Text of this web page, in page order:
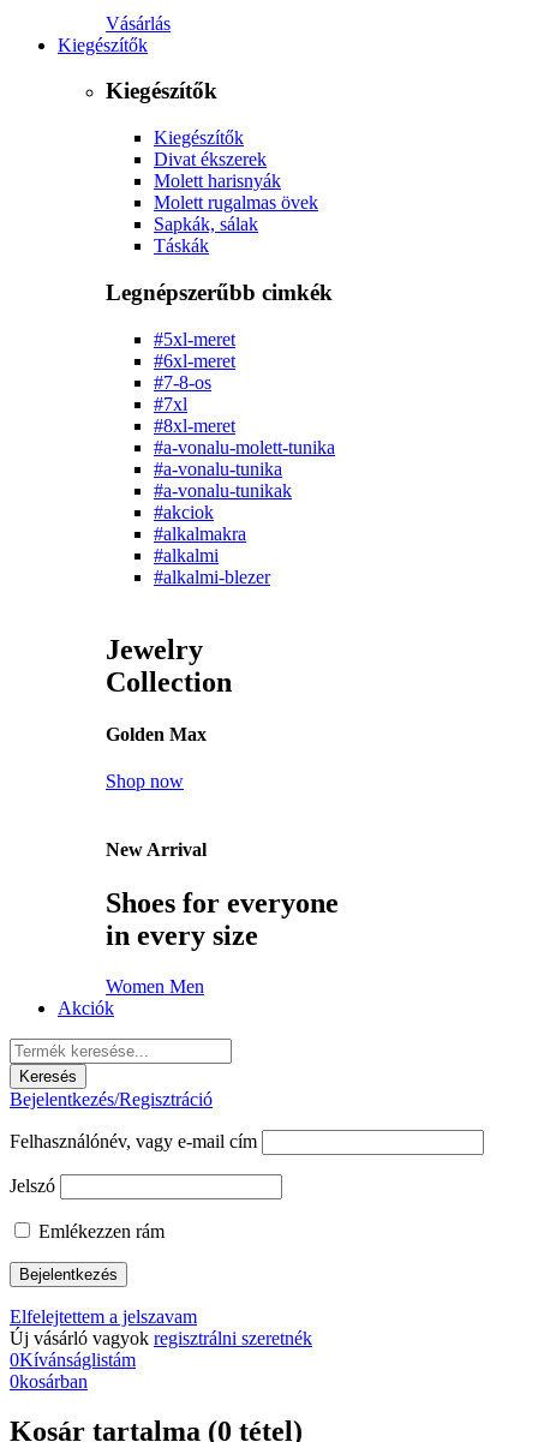
Vásárlás
Kiegészítők
Kiegészítők
Kiegészítők
Divat ékszerek
Molett harisnyák
Molett rugalmas övek
Sapkák, sálak
Táskák
Legnépszerűbb cimkék
#5xl-meret
#6xl-meret
#7-8-os
#7xl
#8xl-meret
#a-vonalu-molett-tunika
#a-vonalu-tunika
#a-vonalu-tunikak
#akciok
#alkalmakra
#alkalmi
#alkalmi-blezer
Jewelry
Collection
Golden Max
Shop now
New Arrival
Shoes for everyone
in every size
Women Men
Akciók
Bejelentkezés/Regisztráció
Felhasználónév, vagy e-mail cím
Jelszó
Emlékezzen rám
Elfelejtettem a jelszavam
Új vásárló vagyok regisztrálni szeretnék
0Kívánságlistám
0kosárban
Kosár tartalma (0 tétel)